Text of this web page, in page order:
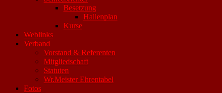
Besetzung
Hallenplan
Kurse
Weblinks
Verband
Vorstand & Referenten
Mitgliedschaft
Statuten
Wr.Meister Ehrentabel
Fotos